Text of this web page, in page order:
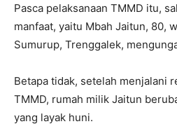
Pasca pelaksanaan TMMD itu,
manfaat, yaitu Mbah Jaitun, 80,
Sumurup, Trenggalek,
Betapa tidak, setelah menjalani
TMMD, rumah milik Jaitun
yang layak huni.